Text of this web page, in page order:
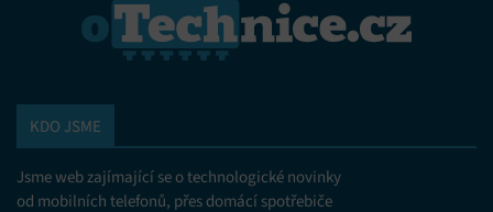
KDO JSME
Jsme web zajímající se o technologické novinky
od mobilních telefonů, přes domácí spotřebiče